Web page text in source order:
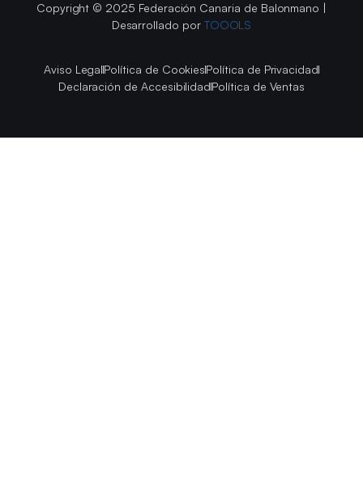
Copyright © 2025 Federación Canaria de Balonmano |
Desarrollado por TOOOLS
Aviso LegalPolítica de CookiesPolítica de Privacidad
Declaración de AccesibilidadPolítica de Ventas